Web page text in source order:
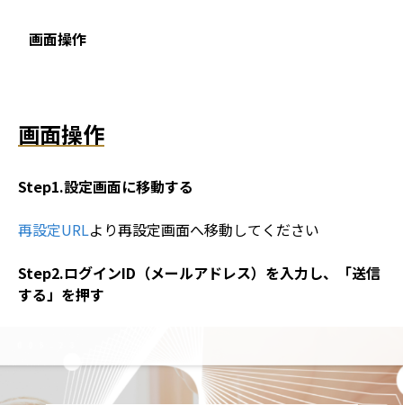
画面操作
画面操作
Step1.設定画面に移動する
再設定URLより再設定画面へ移動してください
Step2.ログインID（メールアドレス）を入力し、「送信
する」を押す